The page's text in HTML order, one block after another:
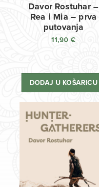
Davor Rostuhar –
Rea i Mia – prva
putovanja
11,90 €
DODAJ U KOŠARICU